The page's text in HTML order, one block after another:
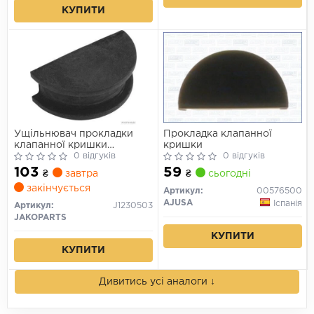
КУПИТИ
Ущільнювач прокладки
клапанної кришки
HYUNDAI, KIA (вир-во
Jakoparts)
0 відгуків
103 ₴
завтра
закінчується
Артикул:
J1230503
JAKOPARTS
КУПИТИ
Прокладка клапанної
кришки
0 відгуків
59 ₴ сьогодні
Артикул:
00576500
AJUSA
Іспанія
КУПИТИ
Дивитись усі аналоги ↓